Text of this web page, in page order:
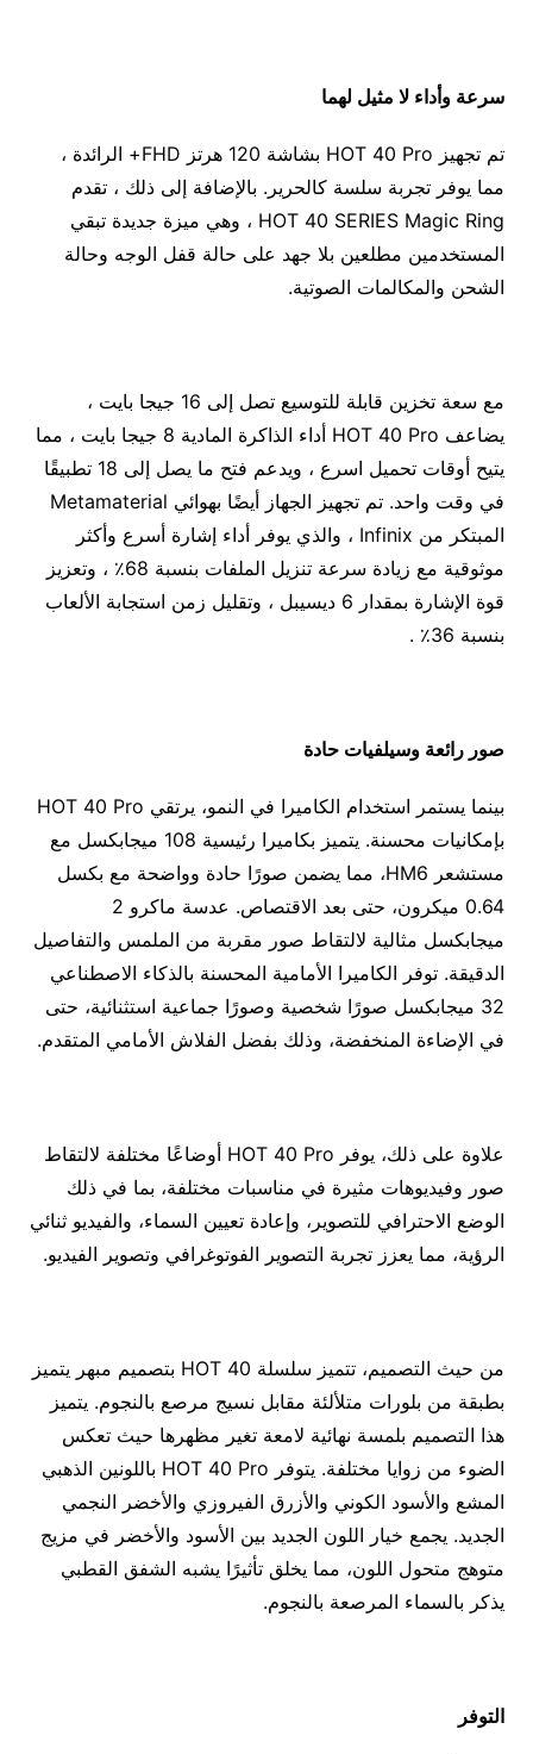
سرعة وأداء لا مثيل لهما
تم تجهيز HOT 40 Pro بشاشة 120 هرتز FHD+ الرائدة ،
مما يوفر تجربة سلسة كالحرير. بالإضافة إلى ذلك ، تقدم
HOT 40 SERIES Magic Ring ، وهي ميزة جديدة تبقي
المستخدمين مطلعين بلا جهد على حالة قفل الوجه وحالة
الشحن والمكالمات الصوتية.
مع سعة تخزين قابلة للتوسيع تصل إلى 16 جيجا بايت ،
يضاعف HOT 40 Pro أداء الذاكرة المادية 8 جيجا بايت ، مما
يتيح أوقات تحميل اسرع ، ويدعم فتح ما يصل إلى 18 تطبيقًا
في وقت واحد. تم تجهيز الجهاز أيضًا بهوائي Metamaterial
المبتكر من Infinix ، والذي يوفر أداء إشارة أسرع وأكثر
موثوقية مع زيادة سرعة تنزيل الملفات بنسبة 68٪ ، وتعزيز
قوة الإشارة بمقدار 6 ديسيبل ، وتقليل زمن استجابة الألعاب
بنسبة 36٪ .
صور رائعة وسيلفيات حادة
بينما يستمر استخدام الكاميرا في النمو، يرتقي HOT 40 Pro
بإمكانيات محسنة. يتميز بكاميرا رئيسية 108 ميجابكسل مع
مستشعر HM6، مما يضمن صورًا حادة وواضحة مع بكسل
0.64 ميكرون، حتى بعد الاقتصاص. عدسة ماكرو 2
ميجابكسل مثالية لالتقاط صور مقربة من الملمس والتفاصيل
الدقيقة. توفر الكاميرا الأمامية المحسنة بالذكاء الاصطناعي
32 ميجابكسل صورًا شخصية وصورًا جماعية استثنائية، حتى
في الإضاءة المنخفضة، وذلك بفضل الفلاش الأمامي المتقدم.
علاوة على ذلك، يوفر HOT 40 Pro أوضاعًا مختلفة لالتقاط
صور وفيديوهات مثيرة في مناسبات مختلفة، بما في ذلك
الوضع الاحترافي للتصوير، وإعادة تعيين السماء، والفيديو ثنائي
الرؤية، مما يعزز تجربة التصوير الفوتوغرافي وتصوير الفيديو.
من حيث التصميم، تتميز سلسلة HOT 40 بتصميم مبهر يتميز
بطبقة من بلورات متلألئة مقابل نسيج مرصع بالنجوم. يتميز
هذا التصميم بلمسة نهائية لامعة تغير مظهرها حيث تعكس
الضوء من زوايا مختلفة. يتوفر HOT 40 Pro باللونين الذهبي
المشع والأسود الكوني والأزرق الفيروزي والأخضر النجمي
الجديد. يجمع خيار اللون الجديد بين الأسود والأخضر في مزيج
متوهج متحول اللون، مما يخلق تأثيرًا يشبه الشفق القطبي
يذكر بالسماء المرصعة بالنجوم.
التوفر